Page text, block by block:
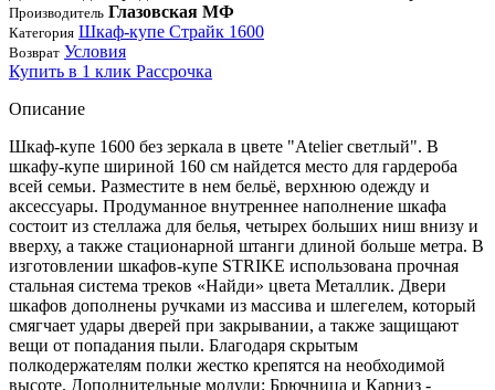
Производитель Глазовская МФ
Категория Шкаф-купе Страйк 1600
Возврат Условия
Купить в 1 клик Рассрочка
Описание
Шкаф-купе 1600 без зеркала в цвете "Atelier светлый". В
шкафу-купе шириной 160 см найдется место для гардероба
всей семьи. Разместите в нем бельё, верхнюю одежду и
аксессуары. Продуманное внутреннее наполнение шкафа
состоит из стеллажа для белья, четырех больших ниш внизу и
вверху, а также стационарной штанги длиной больше метра. В
изготовлении шкафов-купе STRIKE использована прочная
стальная система треков «Найди» цвета Металлик. Двери
шкафов дополнены ручками из массива и шлегелем, который
смягчает удары дверей при закрывании, а также защищают
вещи от попадания пыли. Благодаря скрытым
полкодержателям полки жестко крепятся на необходимой
высоте. Дополнительные модули: Брючница и Карниз -